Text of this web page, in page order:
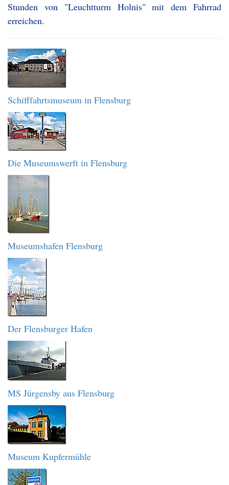
Stunden von "Leuchtturm Holnis" mit dem Fahrrad
erreichen.
Schifffahrtsmuseum in Flensburg
Die Museumswerft in Flensburg
Museumshafen Flensburg
Der Flensburger Hafen
MS Jürgensby aus Flensburg
Museum Kupfermühle